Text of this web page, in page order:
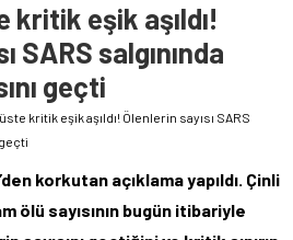
eşik aşıldı!
SARS salgınında
geçti
kritik eşik aşıldı! Ölenlerin sayısı SARS
korkutan açıklama yapıldı. Çinli
ölü sayısının bugün itibariyle